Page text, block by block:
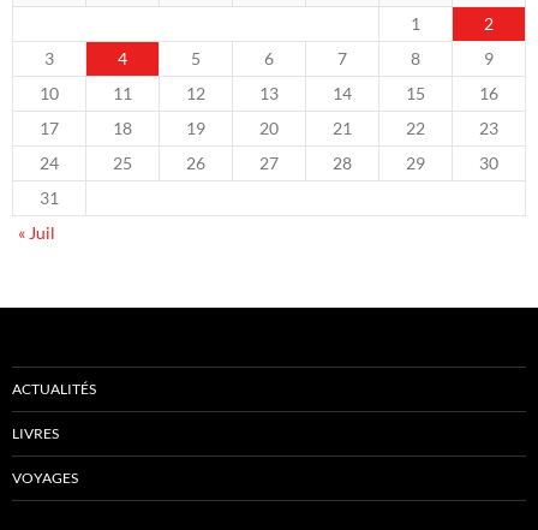
1
2
3
4 5 6 7 8
9
10
11 12 13 14 15
16
17
18 19 20 21 22
23
24
25 26 27 28 29
30
31
« Juil
ACTUALITÉS
LIVRES
VOYAGES